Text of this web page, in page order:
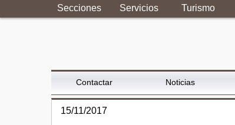
Secciones Servicios Turismo
Contactar Noticias
15/11/2017